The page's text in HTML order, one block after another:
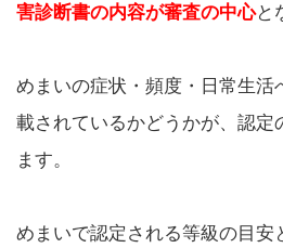
害診断書の内容が審査の中心と
めまいの症状・頻度・日常生活
載されているかどうかが、認定
ます。
めまいで認定される等級の目安